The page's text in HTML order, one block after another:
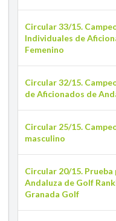
Circular 33/15.
Individuales de
Femenino
Circular 32/15.
de Aficionados de
Circular 25/15.
masculino
Circular 20/15.
Andaluza de Golf
Granada Golf